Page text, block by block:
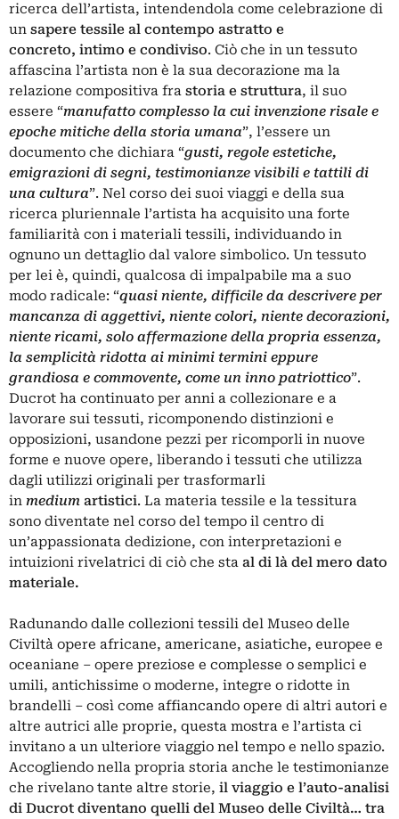
ricerca dell’artista, intendendola come celebrazione di
un sapere tessile al contempo astratto e
concreto, intimo e condiviso. Ciò che in un tessuto
affascina l’artista non è la sua decorazione ma la
relazione compositiva fra storia e struttura, il suo
essere “manufatto complesso la cui invenzione risale e
epoche mitiche della storia umana”, l’essere un
documento che dichiara “gusti, regole estetiche,
emigrazioni di segni, testimonianze visibili e tattili di
una cultura”. Nel corso dei suoi viaggi e della sua
ricerca pluriennale l’artista ha acquisito una forte
familiarità con i materiali tessili, individuando in
ognuno un dettaglio dal valore simbolico. Un tessuto
per lei è, quindi, qualcosa di impalpabile ma a suo
modo radicale: “quasi niente, difficile da descrivere per
mancanza di aggettivi, niente colori, niente decorazioni,
niente ricami, solo affermazione della propria essenza,
la semplicità ridotta ai minimi termini eppure
grandiosa e commovente, come un inno patriottico”.
Ducrot ha continuato per anni a collezionare e a
lavorare sui tessuti, ricomponendo distinzioni e
opposizioni, usandone pezzi per ricomporli in nuove
forme e nuove opere, liberando i tessuti che utilizza
dagli utilizzi originali per trasformarli
in medium artistici. La materia tessile e la tessitura
sono diventate nel corso del tempo il centro di
un’appassionata dedizione, con interpretazioni e
intuizioni rivelatrici di ciò che sta al di là del mero dato
materiale.
Radunando dalle collezioni tessili del Museo delle
Civiltà opere africane, americane, asiatiche, europee e
oceaniane – opere preziose e complesse o semplici e
umili, antichissime o moderne, integre o ridotte in
brandelli – così come affiancando opere di altri autori e
altre autrici alle proprie, questa mostra e l’artista ci
invitano a un ulteriore viaggio nel tempo e nello spazio.
Accogliendo nella propria storia anche le testimonianze
che rivelano tante altre storie, il viaggio e l’auto-analisi
di Ducrot diventano quelli del Museo delle Civiltà… tra